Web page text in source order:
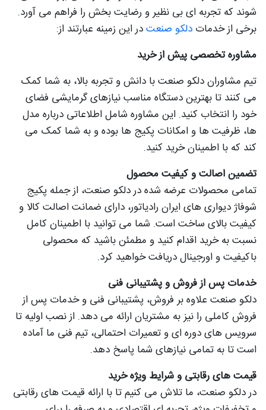
شوند که تجربه ای بی نظیر و رضایت بخش را فراهم می آورد.
برخی از خدمات دلکو صنعتدر این زمینه عبارتند از:
مشاوره تخصصی پیش از خرید
تیم مشاوران دلکو صنعت با دانش و تجربه بالا، به شما کمک
می کنند تا بهترین دستگاه مناسب نیازهای گرمایشی فضای
خود را انتخاب کنید. این مشاوره شامل اطلاعاتی درباره مدل
ها، ظرفیت ها و امکانات پکیج ها بوده و به شما کمک می
کند که با اطمینان خرید کنید.
تضمین اصالت و کیفیت محصول
تمامی محصولات عرضه شده در دلکو صنعت، از جمله پکیج
شوفاژ دیواری های ایران رادیاتور، دارای ضمانت اصالت کالا و
کیفیت بالای ساخت است. شما می توانید با اطمینان کامل
نسبت به خرید اقدام کنید و مطمئن باشید که محصولی
باکیفیت و اورجینال دریافت خواهید کرد.
خدمات پس از فروش و پشتیبانی فنی
دلکو صنعت علاوه بر فروش، پشتیبانی فنی و خدمات پس از
فروش کاملی را نیز به مشتریان ارائه می دهد. از نصب اولیه تا
سرویس های دوره ای و تعمیرات احتمالی، تیم فنی ما آماده
است تا به تمامی نیازهای شما پاسخ دهد.
قیمت های رقابتی و شرایط ویژه خرید
در دلکو صنعت، ما تلاش می کنیم تا با ارائه قیمت های رقابتی